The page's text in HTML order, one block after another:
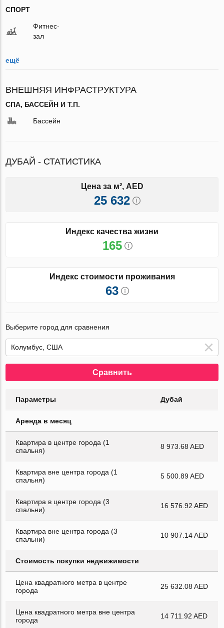
СПОРТ
Фитнес-
зал
ещё
ВНЕШНЯЯ ИНФРАСТРУКТУРА
СПА, БАССЕЙН И Т.П.
Бассейн
ДУБАЙ - СТАТИСТИКА
Цена за м², AED
25 632
Индекс качества жизни
165
Индекс стоимости проживания
63
Выберите город для сравнения
Сравнить
Параметры Дубай
Аренда в месяц
Квартира в центре города (1
спальня)
8 973.68 AED
Квартира вне центра города (1
спальня)
5 500.89 AED
Квартира в центре города (3
спальни)
16 576.92 AED
Квартира вне центра города (3
спальни)
10 907.14 AED
Стоимость покупки недвижимости
Цена квадратного метра в центре
города
25 632.08 AED
Цена квадратного метра вне центра
города
14 711.92 AED